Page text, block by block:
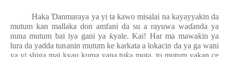
HakaƊanmaraya ya yi ta kawo misalai na kayayyakin da
mutum kan mallaka don amfani da su a rayuwa waɗanda ya
nuna mutum bai iya gani ya ƙyale. Kai! Har ma mawaƙin ya
lura da yadda tunanin mutum ke karkata a lokacin da ya ga wani
ya yi shiga mai kyau kuma yana tu a mota, to mutum yakan ce